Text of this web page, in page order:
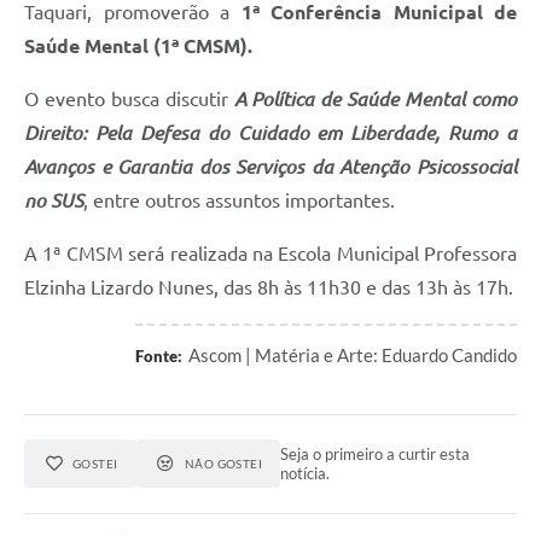
Taquari, promoverão a 1ª Conferência Municipal de
Saúde Mental (1ª CMSM).
O evento busca discutir A Política de Saúde Mental como
Direito: Pela Defesa do Cuidado em Liberdade, Rumo a
Avanços e Garantia dos Serviços da Atenção Psicossocial
no SUS, entre outros assuntos importantes.
A 1ª CMSM será realizada na Escola Municipal Professora
Elzinha Lizardo Nunes, das 8h às 11h30 e das 13h às 17h.
Fonte: Ascom | Matéria e Arte: Eduardo Candido
GOSTEI NÃO GOSTEI
Seja o primeiro a curtir esta
notícia.